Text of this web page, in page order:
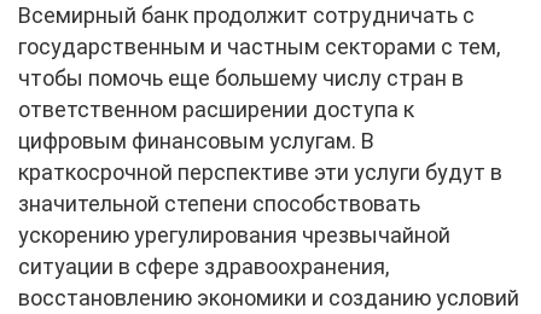
Всемирный банк продолжит сотрудничать с
государственным и частным секторами с тем,
чтобы помочь еще большему числу стран в
ответственном расширении доступа к
цифровым финансовым услугам. В
краткосрочной перспективе эти услуги будут в
значительной степени способствовать
ускорению урегулирования чрезвычайной
ситуации в сфере здравоохранения,
восстановлению экономики и созданию условий